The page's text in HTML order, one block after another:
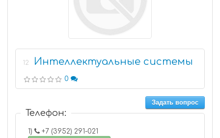
12 Интеллектуальные системы
0
Задать вопрос
Телефон:
1)
+7 (3952) 291-021